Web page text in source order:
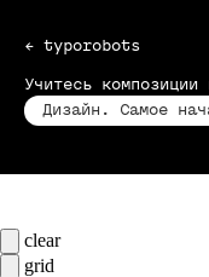
← typorobots
Учитесь
Дизайн. Самое
clear
grid